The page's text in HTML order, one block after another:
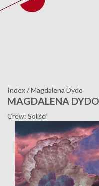
Index/Magdalena Dydo
MAGDALENA DYDO
Crew: Soliści